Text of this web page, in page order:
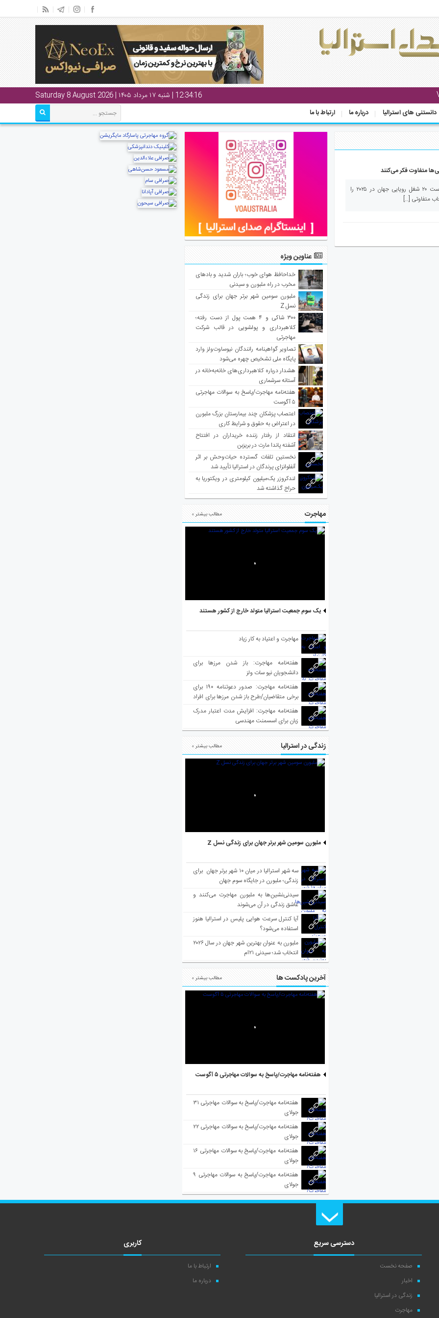
12:34:17 | شنبه ۱۷ مرداد ۱۴۰۵ | Saturday 8 August 2026
دانستنی های استرالیا درباره ما ارتباط با ما
صدای استرالیا– مطالعه‌ای جهانی، فهرست ۲۰ شغل رویایی جهان در ۲۰۲۵ را
متفاوتی […]
عناوین ویژه
خداحافظ هوای خوب؛ باران شدید و بادهای
مخرب در راه ملبورن و سیدنی
ملبورن سومین شهر برتر جهان برای زندگی
نسل Z
۳۰۰ شاکی و ۴ همت پول از دست رفته؛
کلاهبرداری و پولشویی در قالب شرکت
مهاجرتی
تصاویر گواهینامه رانندگان نیوساوت‌ولز وارد
پایگاه ملی تشخیص چهره می‌شود
هشدار درباره کلاهبرداری‌های خانه‌به‌خانه در
آستانه سرشماری
هفته‌نامه مهاجرت/پاسخ به سوالات مهاجرتی
۵ آگوست
اعتصاب پزشکان چند بیمارستان بزرگ ملبورن
در اعتراض به حقوق و شرایط کاری
انتقاد از رفتار زننده خریداران در افتتاح
آشفته پاندا مارت در بریزبن
نخستین تلفات گسترده حیات‌وحش بر اثر
آنفلوانزای پرندگان در استرالیا تأیید شد
لندکروزر یک‌میلیون کیلومتری در ویکتوریا به
حراج گذاشته شد
مهاجرت مطالب بیشتر »
یک سوم جمعیت استرالیا متولد خارج از کشور هستند
مهاجرت و اعتیاد به کار زیاد
هفته‌نامه مهاجرت: باز شدن مرزها برای
دانشجویان نیو سات ولز
هفته‌نامه مهاجرت: صدور دعوتنامه ۱۹۰ برای
برخی متقاضیان/طرح باز شدن مرزها برای افراد
واکسینه شده
هفته‌نامه مهاجرت: افزایش مدت اعتبار مدرک
زبان برای اسسمنت مهندسی
زندگی در استرالیا مطالب بیشتر »
ملبورن سومین شهر برتر جهان برای زندگی نسل Z
سه شهر استرالیا در میان ۱۰ شهر برتر جهان برای
زندگی؛ ملبورن در جایگاه سوم جهان
سیدنی‌نشین‌ها به ملبورن مهاجرت می‌کنند و
عاشق زندگی در آن می‌شوند
آیا کنترل سرعت هوایی پلیس در استرالیا هنوز
استفاده می‌شود؟
ملبورن به عنوان بهترین شهر جهان در سال ۲۰۲۶
انتخاب شد؛ سیدنی ۲۱‌ام
آخرین پادکست ها مطالب بیشتر »
هفته‌نامه مهاجرت/پاسخ به سوالات مهاجرتی ۵ آگوست
هفته‌نامه مهاجرت/پاسخ به سوالات مهاجرتی ۳۱
جولای
هفته‌نامه مهاجرت/پاسخ به سوالات مهاجرتی ۲۲
جولای
هفته‌نامه مهاجرت/پاسخ به سوالات مهاجرتی ۱۶
جولای
هفته‌نامه مهاجرت/پاسخ به سوالات مهاجرتی ۹
جولای
دسترسی سریع
صفحه نخست
اخبار
زندگی در استرالیا
مهاجرت
کاربری
ارتباط با ما
درباره ما